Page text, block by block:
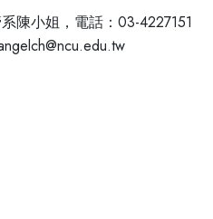
陳小姐，電話：03-4227151